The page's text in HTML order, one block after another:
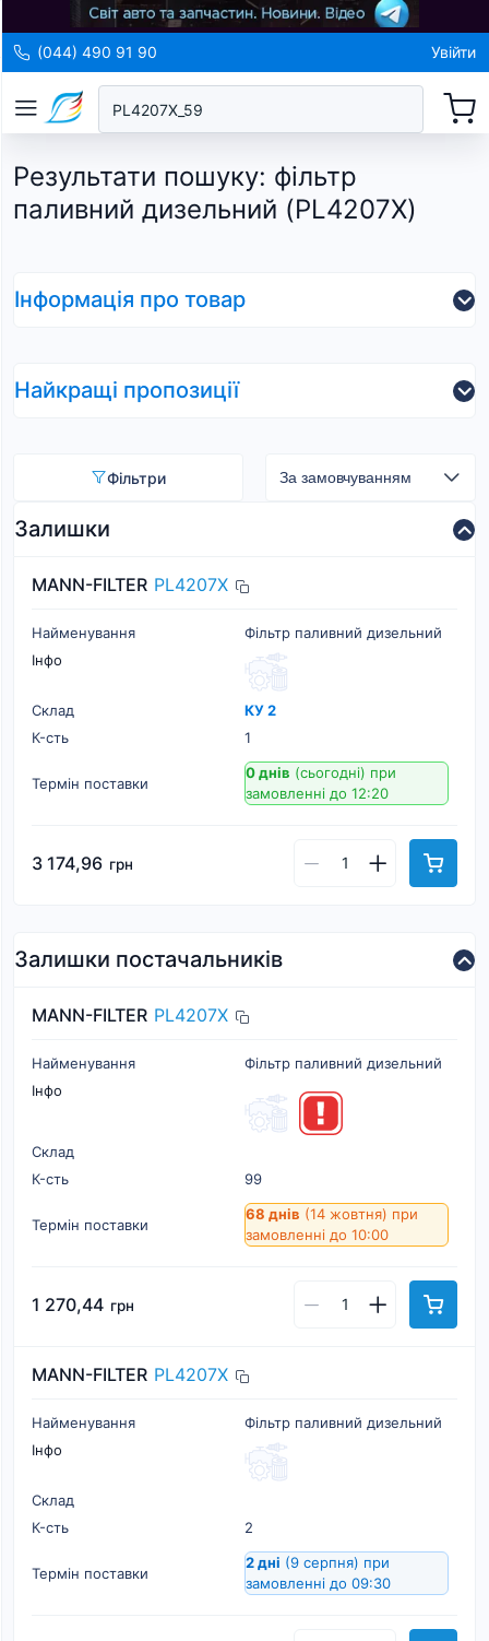
(044) 490 91 90 Увійти
Результати пошуку: фільтр
паливний дизельний (PL4207X)
Інформація про товар
Найкращі пропозиції
Фільтри
Залишки
MANN-FILTER PL4207X
Найменування
Фільтр паливний дизельний
Інфо
Склад
КУ 2
К-cть
1
Термін поставки
0 днів (сьогодні) при
замовленні до 12:20
3 174,96 грн
Залишки постачальників
MANN-FILTER PL4207X
Найменування
Фільтр паливний дизельний
Інфо
Склад
К-cть
99
Термін поставки
68 днів (14 жовтня) при
замовленні до 10:00
1 270,44 грн
MANN-FILTER PL4207X
Найменування
Фільтр паливний дизельний
Інфо
Склад
К-cть
2
Термін поставки
2 дні (9 серпня) при
замовленні до 09:30